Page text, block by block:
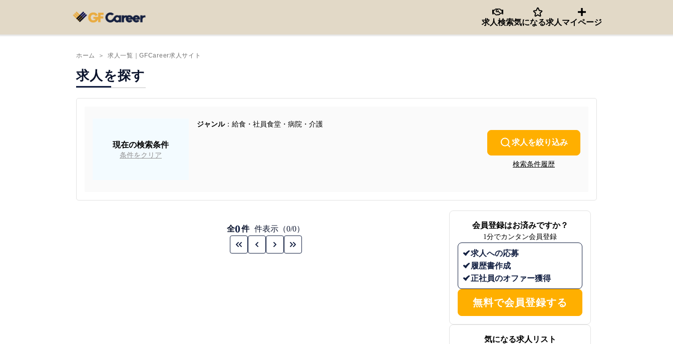
求人検索気になる求人マイページ
ホーム ＞ 求人一覧｜GFCareer求人サイト
求人を探す
現在の検索条件
条件をクリア
ジャンル：給食・社員食堂・病院・介護
求人を絞り込み
検索条件履歴
全0件 件表示（0/0） 会員登録はお済みですか？
1分でカンタン会員登録
求人への応募
履歴書作成
正社員のオファー獲得
無料で会員登録する
気になる求人リスト